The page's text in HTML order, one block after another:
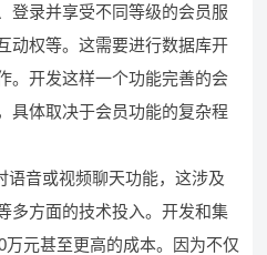
登录并享受不同等级的会员服
动权等。这需要进行数据库开
。开发这样一个功能完善的会
具体取决于会员功能的复杂程
语音或视频聊天功能，这涉及
多方面的技术投入。开发和集
元甚至更高的成本。因为不仅